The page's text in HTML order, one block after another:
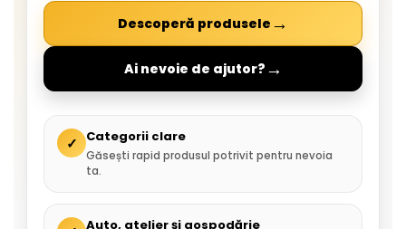
Descoperă produsele →
Ai nevoie de ajutor? →
✓ Categorii clare
Găsești rapid produsul potrivit pentru nevoia
ta.
Auto, atelier și gospodărie